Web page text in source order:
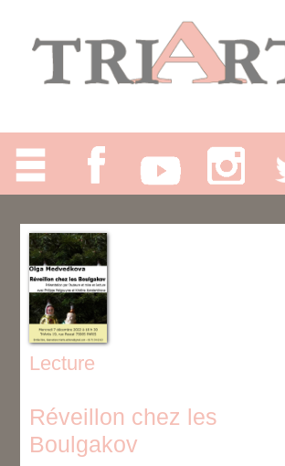
Lecture
Réveillon chez les
Boulgakov